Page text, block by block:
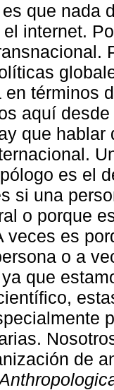
que nada
internet.
en términos
aquí
que
es el
si una
o porque
veces es
o a
que
de